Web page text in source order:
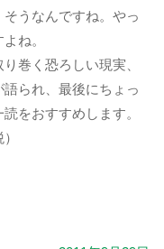
うなんですね。やっ
ね。
巻く恐ろしい現実、
られ、最後にちょっ
をおすすめします。